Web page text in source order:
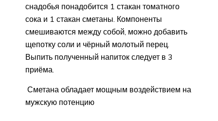
снадобья понадобится 1 стакан томатного
сока и 1 стакан сметаны. Компоненты
смешиваются между собой, можно добавить
щепотку соли и чёрный молотый перец.
Выпить полученный напиток следует в 3
приёма.
Сметана обладает мощным воздействием на
мужскую потенцию